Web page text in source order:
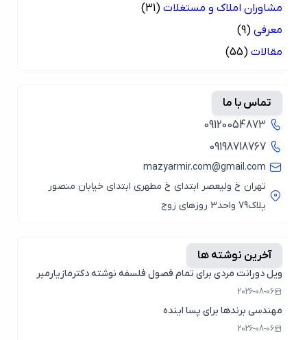
مشاوران املاک و مستغلات (31)
معرفی (9)
مقالات (55)
تماس با ما
09120054873
09198718767
mazyarmir.com@gmail.com
تهران خ ولیعصر ابتدای خ مطهری ابتدای خیابان منصور
پلاک79 واحد3 روزهای زوج
آخرین نوشته ها
ویل دورانت مردی برای تمام فصول فلسفه نوشته دکترمازیارمیر
2026-08-06
مهندسی برندها برای پسا اینده
2026-08-06